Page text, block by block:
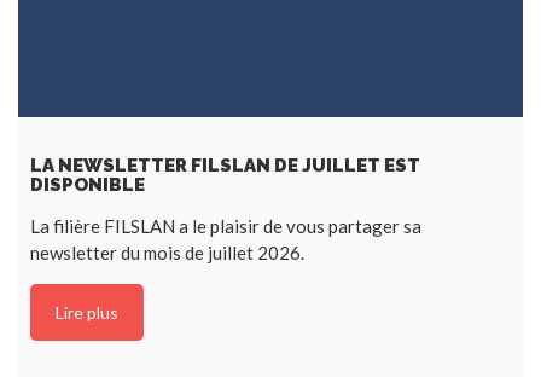
LA NEWSLETTER FILSLAN DE JUILLET EST
DISPONIBLE
La filière FILSLAN a le plaisir de vous partager sa
newsletter du mois de juillet 2026.
Lire plus